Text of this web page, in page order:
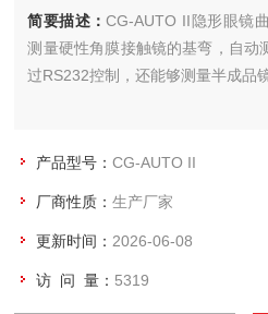
简要描述：CG-AUTO II隐形眼镜
测量硬性角膜接触镜的基弯，自动
过RS232控制，还能够测量半成品
产品型号：CG-AUTO II
厂商性质：生产厂家
更新时间： 2026-06-08
访 问 量： 5319